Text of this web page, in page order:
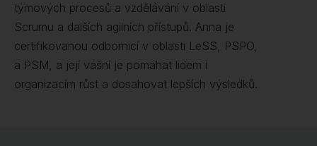
týmových procesů a vzdělávání v oblasti
Scrumu a dalších agilních přístupů. Anna je
certifikovanou odbornicí v oblasti LeSS, PSPO,
a PSM, a její vášní je pomáhat lidem i
organizacím růst a dosahovat lepších výsledků.